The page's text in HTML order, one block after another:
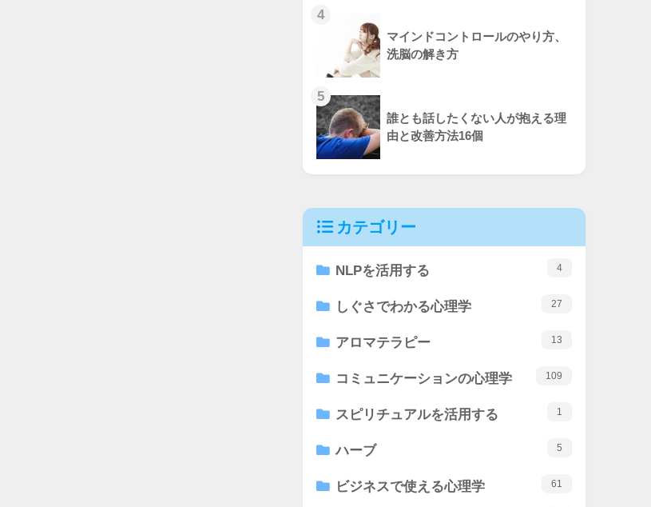
4
マインドコントロールのやり方、
洗脳の解き方
5
誰とも話したくない人が抱える理
由と改善方法16個
カテゴリー
NLPを活用する 4
しぐさでわかる心理学 27
アロマテラピー 13
コミュニケーションの心理学 109
スピリチュアルを活用する 1
ハーブ 5
ビジネスで使える心理学 61